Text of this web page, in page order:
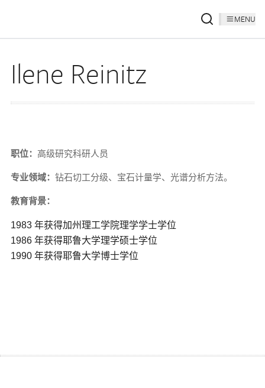
MENU
Ilene Reinitz
职位： 高级研究科研人员
专业领域： 钻石切工分级、宝石计量学、光谱分析方法。
教育背景：
1983 年获得加州理工学院理学学士学位
1986 年获得耶鲁大学理学硕士学位
1990 年获得耶鲁大学博士学位